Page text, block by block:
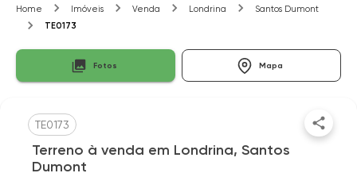
Home Imóveis Venda Londrina
Santos Dumont
TE0173
Fotos Mapa
TE0173
Terreno à venda em Londrina, Santos
Dumont